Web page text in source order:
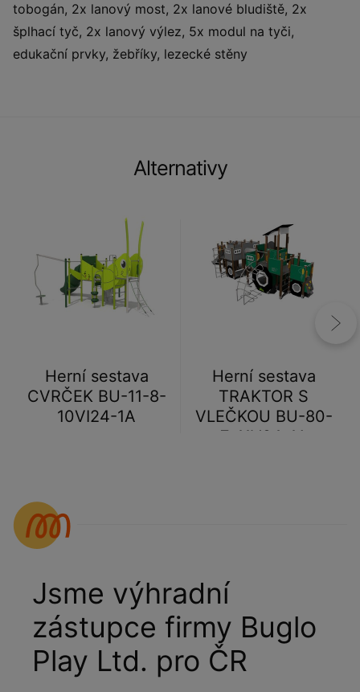
tobogán, 2x lanový most, 2x lanové bludiště, 2x
šplhací tyč, 2x lanový výlez, 5x modul na tyči,
edukační prvky, žebříky, lezecké stěny
Alternativy
Herní sestava
CVRČEK BU-11-8-
10VI24-1A
Herní sestava
TRAKTOR S
VLEČKOU BU-80-
7-11V24-1A
Jsme výhradní
zástupce firmy Buglo
Play Ltd. pro ČR